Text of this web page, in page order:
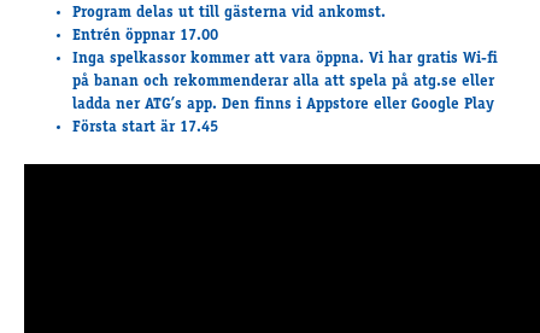
Månadens B-tränare 2026
Euro Classic Trot
Andelshästar
Program delas ut till gästerna vid ankomst.
Entrén öppnar 17.00
Inga spelkassorkommer att vara öppna. Vi har gratis Wi-fi
på banan och rekommenderar alla att spela på atg.se eller
ladda ner ATG’s app. Den finns i Appstore eller Google Play
Första start är 17.45